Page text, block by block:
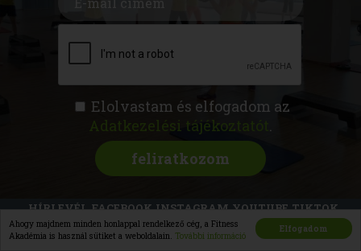
Elfogadom
Ahogy majdnem minden honlappal rendelkező cég, a Fitness
Akadémia is használ sütiket a weboldalain. További információ
Elolvastam és elfogadom az
Adatkezelési tájékoztatót .
FITNESS AKADÉMIA
RÓLUNK MAGAZIN
CSATLAKOZZ
HÍRLEVÉL FACEBOOK INSTAGRAM YOUTUBE TIKTOK
KAPCSOLAT